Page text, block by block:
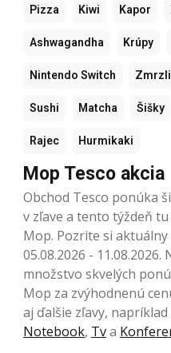
Pizza Kiwi Kapor
Ashwagandha Krúpy
Nintendo Switch
Sushi Matcha Šišky
Rajec Hurmikaki
Mop Tesco akcia
Obchod Tesco ponúka
v zľave a tento týždeň
Mop. Pozrite si
05.08.2026 -
množstvo skvelých
Mop za zvýhodnenú
aj ďalšie zľavy, napríklad
Notebook, Tva